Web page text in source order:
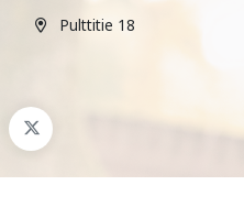
Pulttitie 18